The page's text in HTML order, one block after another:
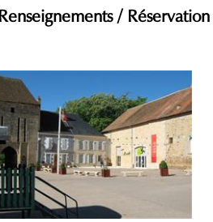
Renseignements / Réservation